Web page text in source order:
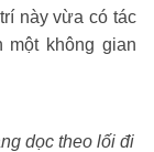
này vừa có tác
một không gian
dọc theo lối đi